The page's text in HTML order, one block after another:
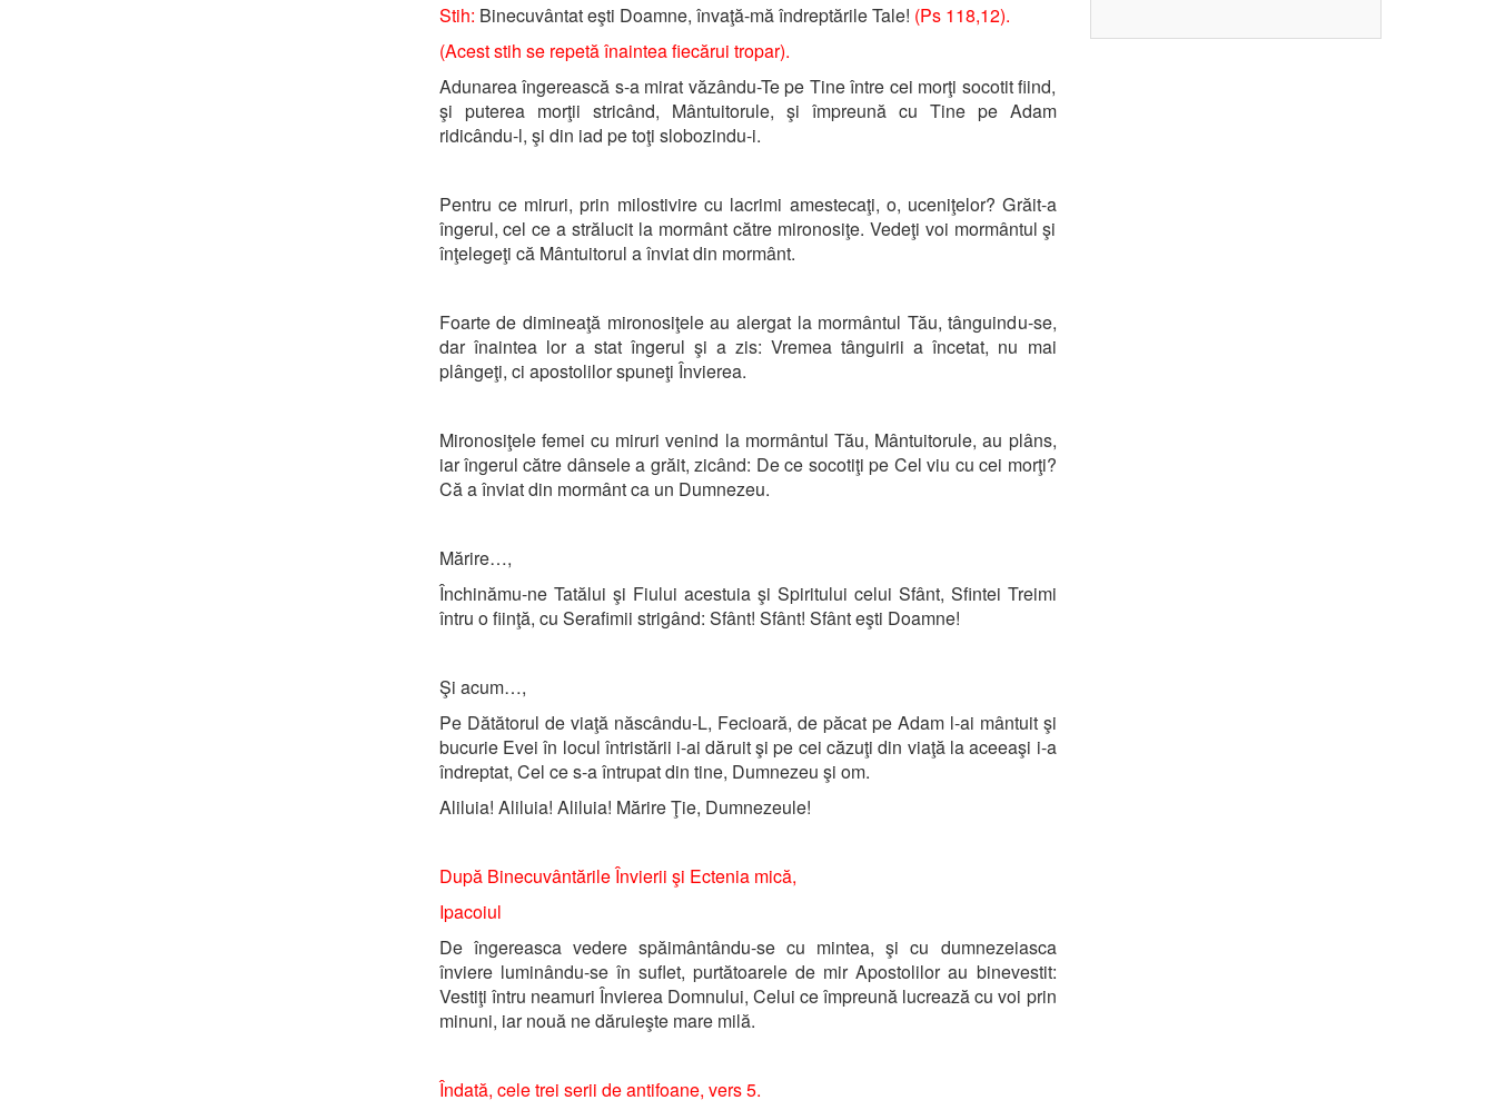
Stih: Binecuvântat eşti Doamne, învaţă-mă îndreptările Tale! (Ps 118,12).
(Acest stih se repetă înaintea fiecărui tropar).
Adunarea îngerească s-a mirat văzându-Te pe Tine între cei morţi socotit fiind,
şi puterea morţii stricând, Mântuitorule, şi împreună cu Tine pe Adam
ridicându-l, şi din iad pe toţi slobozindu-i.
Pentru ce miruri, prin milostivire cu lacrimi amestecaţi, o, uceniţelor? Grăit-a
îngerul, cel ce a strălucit la mormânt către mironosiţe. Vedeţi voi mormântul şi
înţelegeţi că Mântuitorul a înviat din mormânt.
Foarte de dimineaţă mironosiţele au alergat la mormântul Tău, tânguindu-se,
dar înaintea lor a stat îngerul şi a zis: Vremea tânguirii a încetat, nu mai
plângeţi, ci apostolilor spuneţi Învierea.
Mironosiţele femei cu miruri venind la mormântul Tău, Mântuitorule, au plâns,
iar îngerul către dânsele a grăit, zicând: De ce socotiţi pe Cel viu cu cei morţi?
Că a înviat din mormânt ca un Dumnezeu.
Mărire…,
Închinămu-ne Tatălui şi Fiului acestuia şi Spiritului celui Sfânt, Sfintei Treimi
întru o fiinţă, cu Serafimii strigând: Sfânt! Sfânt! Sfânt eşti Doamne!
Şi acum…,
Pe Dătătorul de viaţă născându-L, Fecioară, de păcat pe Adam l-ai mântuit şi
bucurie Evei în locul întristării i-ai dăruit şi pe cei căzuţi din viaţă la aceeaşi i-a
îndreptat, Cel ce s-a întrupat din tine, Dumnezeu şi om.
Aliluia! Aliluia! Aliluia! Mărire Ţie, Dumnezeule!
După Binecuvântările Învierii şi Ectenia mică,
Ipacoiul
De îngereasca vedere spăimântându-se cu mintea, şi cu dumnezeiasca
înviere luminându-se în suflet, purtătoarele de mir Apostolilor au binevestit:
Vestiţi întru neamuri Învierea Domnului, Celui ce împreună lucrează cu voi prin
minuni, iar nouă ne dăruieşte mare milă.
Îndată, cele trei serii de antifoane, vers 5.